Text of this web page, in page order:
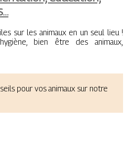
sur les animaux en un seul lieu !
bien être des animaux,
pour vos animaux sur notre